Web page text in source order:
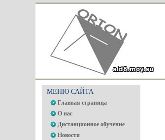
МЕНЮ САЙТА
Главная страница
О нас
Дистанционное обучение
Новости